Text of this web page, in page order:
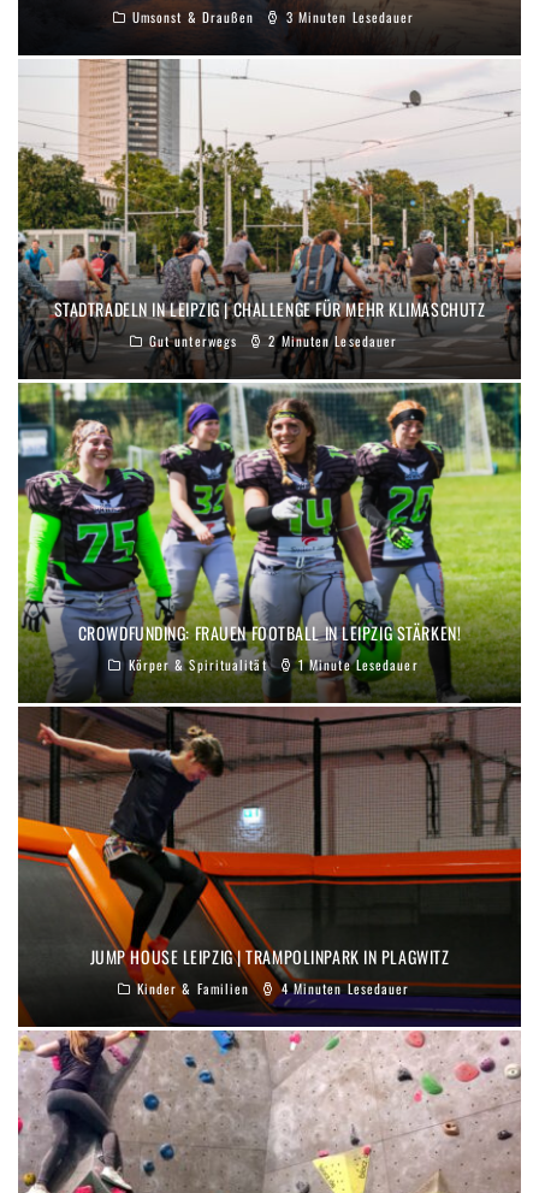
Umsonst & Draußen 3 Minuten Lesedauer
STADTRADELN IN LEIPZIG | CHALLENGE FÜR MEHR KLIMASCHUTZ
Gut unterwegs 2 Minuten Lesedauer
CROWDFUNDING: FRAUEN FOOTBALL IN LEIPZIG STÄRKEN!
Körper & Spiritualität 1 Minute Lesedauer
JUMP HOUSE LEIPZIG | TRAMPOLINPARK IN PLAGWITZ
Kinder & Familien 4 Minuten Lesedauer